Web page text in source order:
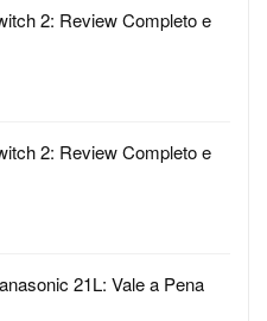
2: Review Completo e
2: Review Completo e
21L: Vale a Pena